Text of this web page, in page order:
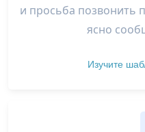
и просьба позвонить
ясно
Изучите